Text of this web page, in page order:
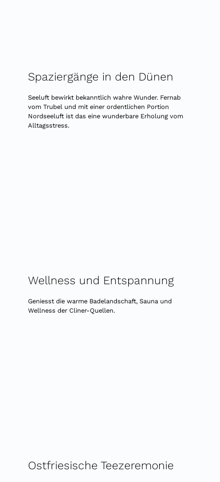
Spaziergänge in den Dünen
Seeluft bewirkt bekanntlich wahre Wunder. Fernab
vom Trubel und mit einer ordentlichen Portion
Nordseeluft ist das eine wunderbare Erholung vom
Alltagsstress.
Wellness und Entspannung
Geniesst die warme Badelandschaft, Sauna und
Wellness der Cliner-Quellen.
Ostfriesische Teezeremonie